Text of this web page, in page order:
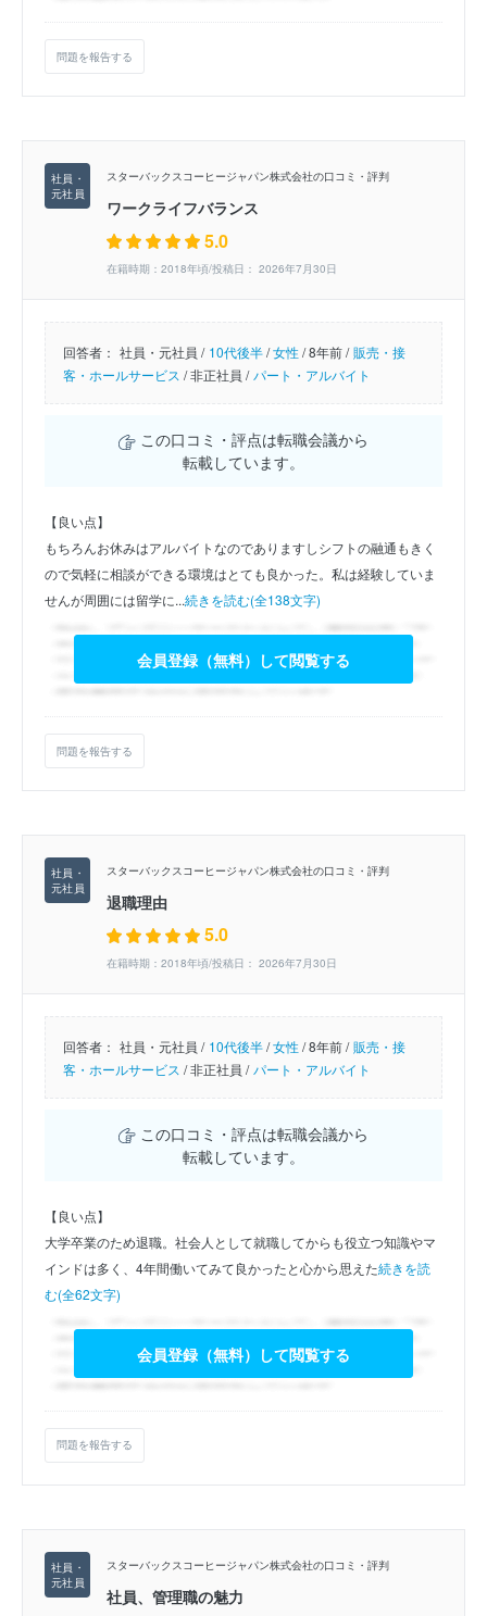
問題を報告する
スターバックスコーヒージャパン株式会社の口コミ・評判
ワークライフバランス
5.0
在籍時期：2018年頃/投稿日： 2026年7月30日
回答者： 社員・元社員 / 10代後半/女性/8年前 / 販売・接
客・ホールサービス /非正社員 / パート・アルバイト
この口コミ・評点は転職会議から
転載しています。
【良い点】
もちろんお休みはアルバイトなのでありますしシフトの融通もきく
ので気軽に相談ができる環境はとても良かった。私は経験していま
せんが周囲には留学に...続きを読む(全138文字)
会員登録（無料）して閲覧する
問題を報告する
スターバックスコーヒージャパン株式会社の口コミ・評判
退職理由
5.0
在籍時期：2018年頃/投稿日： 2026年7月30日
回答者： 社員・元社員 / 10代後半/女性/8年前 / 販売・接
客・ホールサービス /非正社員 / パート・アルバイト
この口コミ・評点は転職会議から
転載しています。
【良い点】
大学卒業のため退職。社会人として就職してからも役立つ知識やマ
インドは多く、4年間働いてみて良かったと心から思えた続きを読
む(全62文字)
会員登録（無料）して閲覧する
問題を報告する
スターバックスコーヒージャパン株式会社の口コミ・評判
社員、管理職の魅力